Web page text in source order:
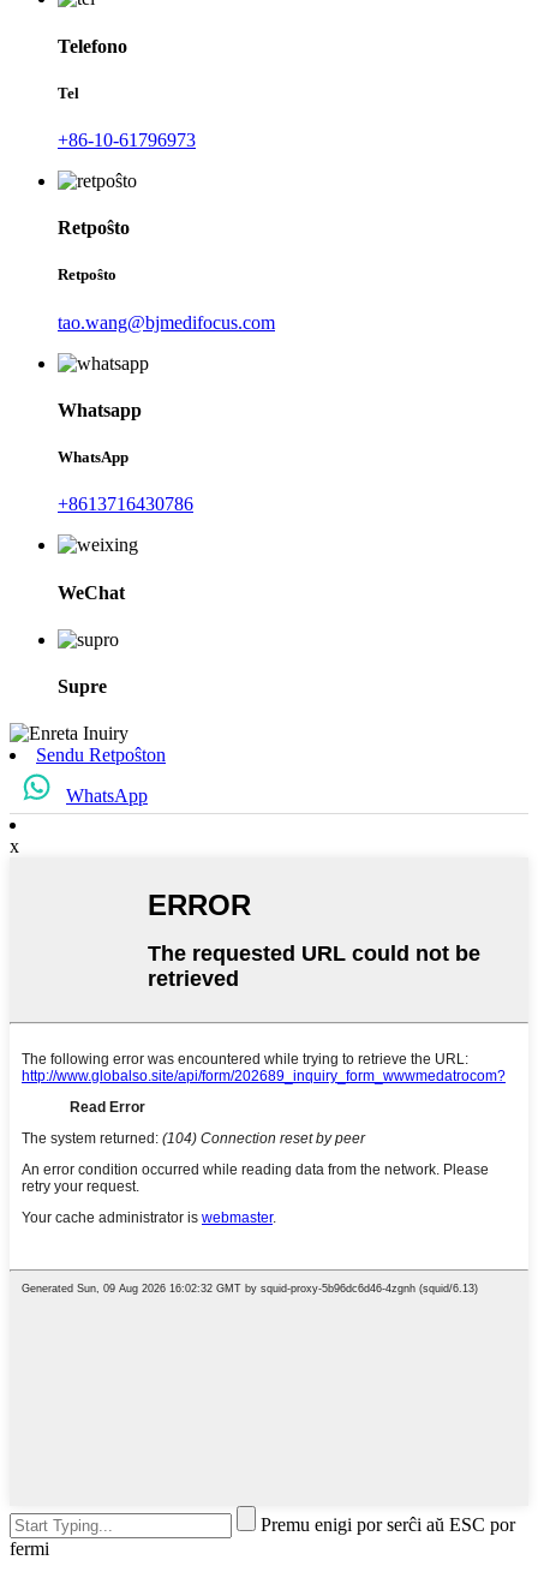
Telefono
Tel
+86-10-61796973
Retpoŝto
Retpoŝto
tao.wang@bjmedifocus.com
Whatsapp
WhatsApp
+8613716430786
WeChat
Supre
Sendu Retpoŝton
WhatsApp
x
Premu enigi por serĉi aŭ ESC por
fermi